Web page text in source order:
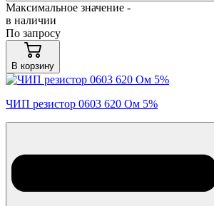
Максимальное значение -
в наличии
По запросу
В корзину
ЧИП резистор 0603 620 Ом 5%